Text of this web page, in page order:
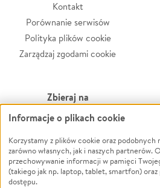
Kontakt
Porównanie serwisów
Polityka plików cookie
Zarządzaj zgodami cookie
Zbieraj na
Leczenie
Zwierzęta
Pożar
Ukraina
Informacje o plikach cookie
Korzystamy z plików cookie oraz podobnych
zarówno własnych, jak i naszych partnerów.
przechowywanie informacji w pamięci
(takiego jak np. laptop, tablet, smartfon) oraz
dostępu.